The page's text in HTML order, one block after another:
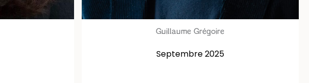
Guillaume Grégoire
Septembre 2025